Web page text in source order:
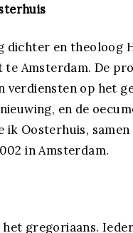
dichter en theoloog
te Amsterdam. De
verdiensten op het
en de
ik Oosterhuis,
in Amsterdam.
gregoriaans.